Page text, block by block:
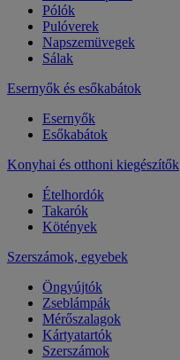
Pólók
Pulóverek
Napszemüvegek
Sálak
Esernyők és esőkabátok
Esernyők
Esőkabátok
Konyhai és otthoni kiegészítők
Ételhordók
Takarók
Kötények
Szerszámok, egyebek
Öngyújtók
Zseblámpák
Mérőszalagok
Kártyatartók
Szerszámok